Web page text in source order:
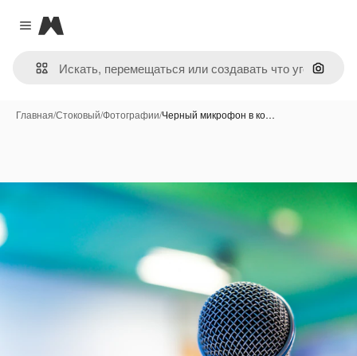
Close menu
Magnific
Поиск
Главная/Стоковый/Фотографии/Черный микрофон в ко…